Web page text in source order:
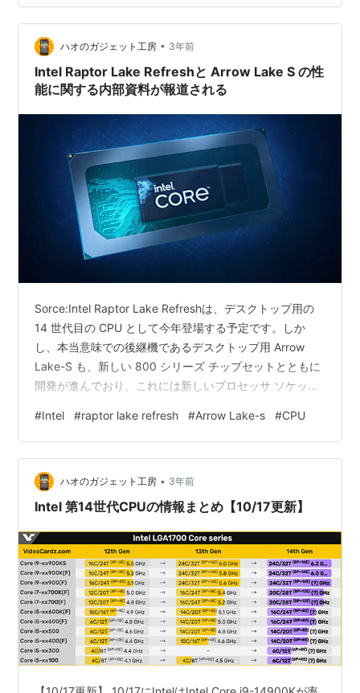
ロセッサは、最大 6 GHz の周波数と最大 24 コアに加
え、5.6 GHz 20 コアおよび 5.3 GHz 16 コア バージョ…
ハオのガジェット工房 • 3年前
Intel Raptor Lake Refreshと Arrow Lake S の性
能に関する内部資料が報道される
Sorce:Intel Raptor Lake Refreshは、デスクトップ用の
14 世代目の CPU として今年登場する予定です。しか
し、本当意味での後継機であるデスクトップ用 Arrow
Lake-S も、新しい 800 シリーズ チップセットとともに
開発が進んでおり、これには新しいプロセッサ ソケット
す。 Videocardz.com は 最近、Arrow Lake と Lunar
Lake で使用されるコマンド セットに関するさまざまな
情報を公開しました。これらの情報により、AVX-VNNI-
INT16、SHA512、SM3、SM4…
#Intel #raptor lake refresh #Arrow Lake-s #CPU
ハオのガジェット工房 • 3年前
Intel 第14世代CPUの情報まとめ【10/17更新】